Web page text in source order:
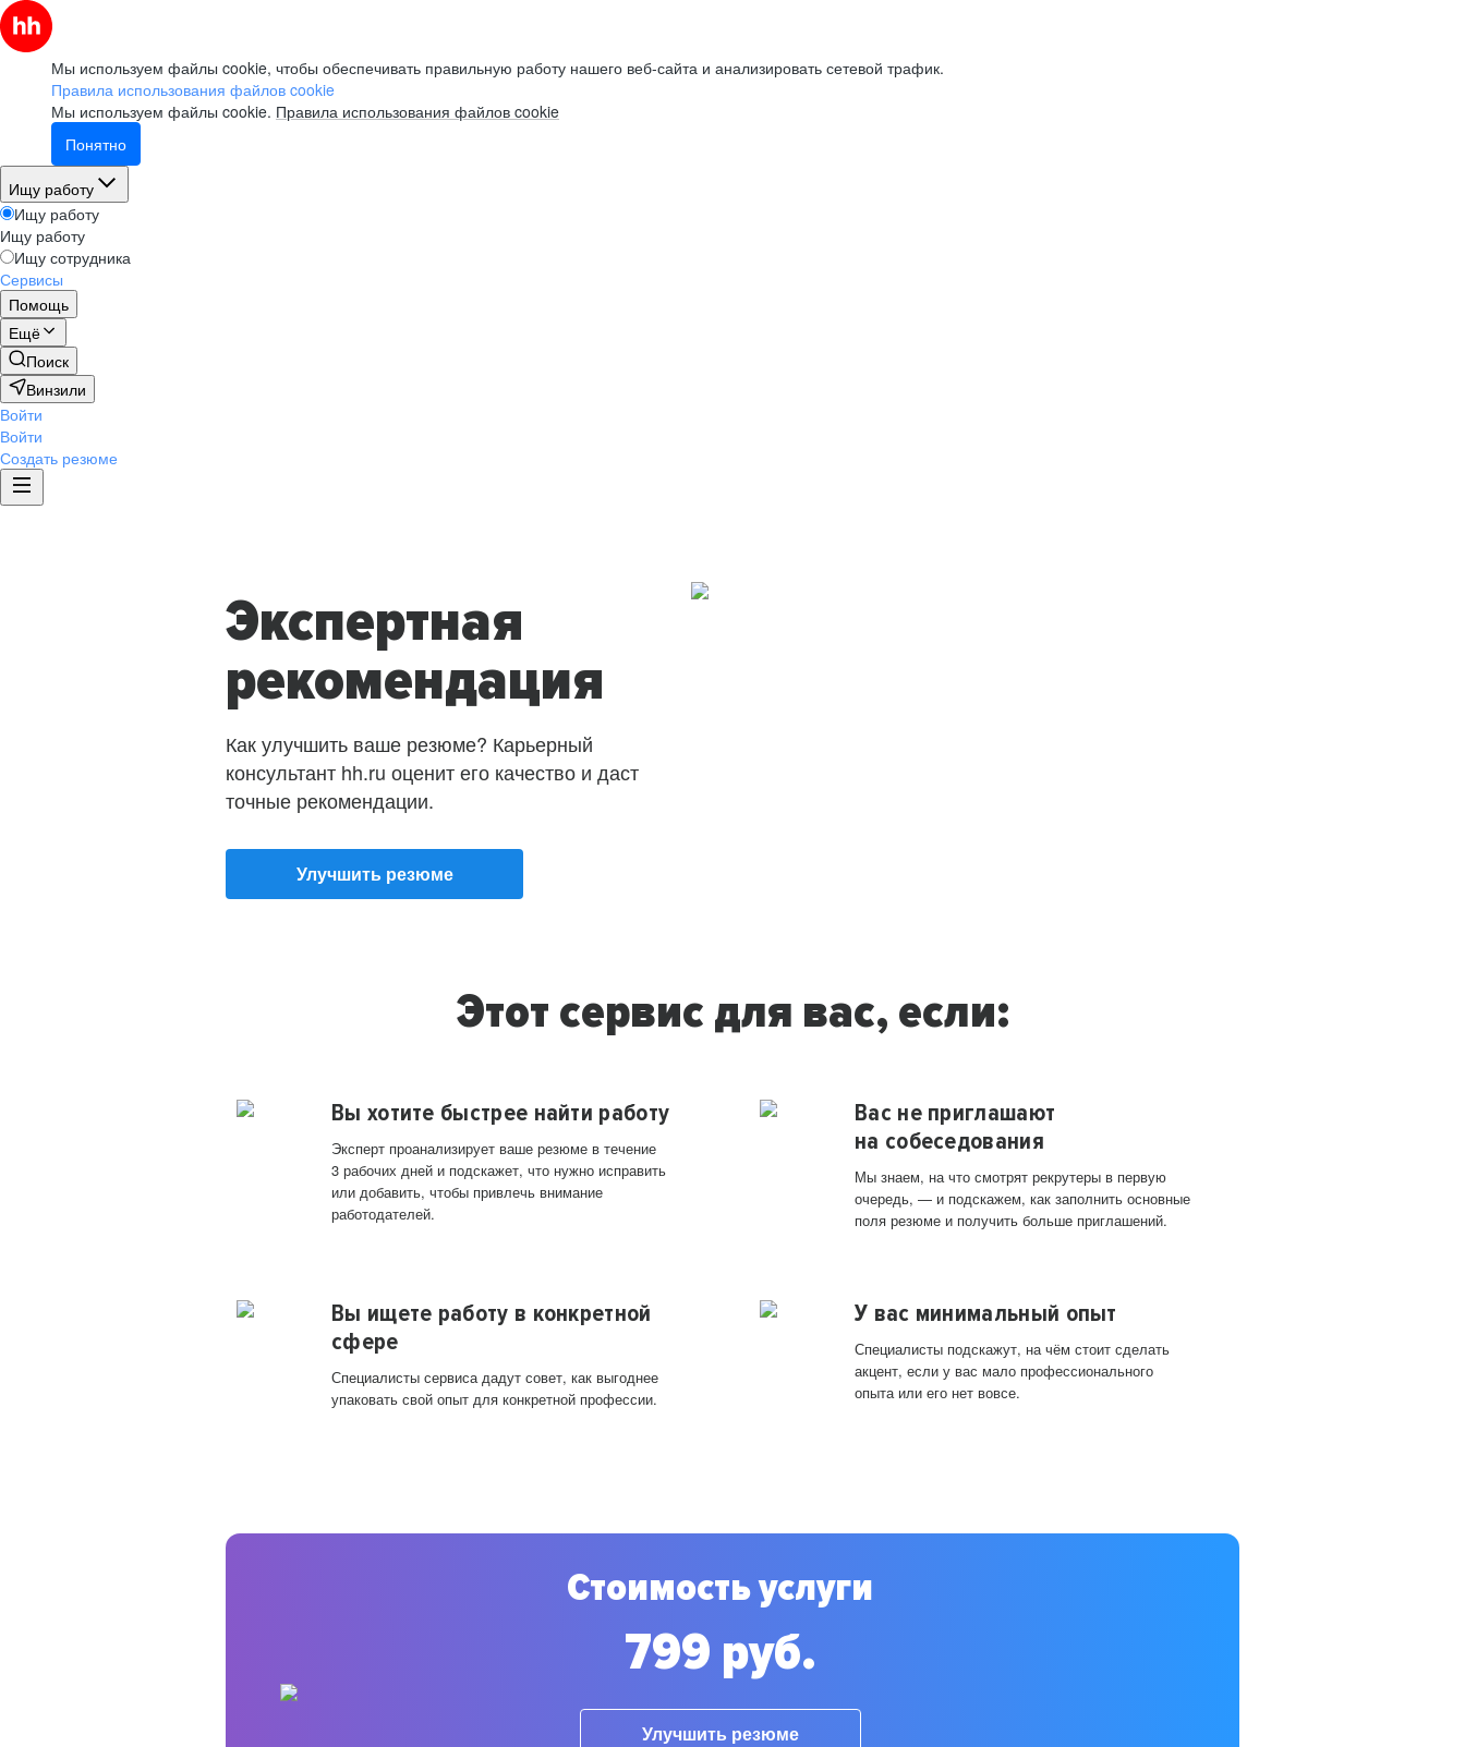
Мы используем файлы cookie, чтобы обеспечивать правильную работу нашего веб-сайта и анализировать сетевой трафик.
Правила использования файлов cookie
Мы используем файлы cookie. Правила использования файлов cookie
Понятно
Ищу работу
Ищу работу
Ищу работу
Ищу сотрудника
Сервисы
Помощь
Ещё
Поиск
Винзили
Войти
Войти
Создать резюме
Экспертная
рекомендация
Как улучшить ваше резюме? Карьерный
консультант hh.ru оценит его качество и даст
точные рекомендации.
Улучшить резюме
Этот сервис для вас, если:
Вы хотите быстрее найти работу
Эксперт проанализирует ваше резюме в течение
3 рабочих дней и подскажет, что нужно исправить
или добавить, чтобы привлечь внимание
работодателей.
Вас не приглашают
на собеседования
Мы знаем, на что смотрят рекрутеры в первую
очередь, — и подскажем, как заполнить основные
поля резюме и получить больше приглашений.
Вы ищете работу в конкретной
сфере
Специалисты сервиса дадут совет, как выгоднее
упаковать свой опыт для конкретной профессии.
У вас минимальный опыт
Специалисты подскажут, на чём стоит сделать
акцент, если у вас мало профессионального
опыта или его нет вовсе.
Стоимость услуги
799 руб.
Улучшить резюме